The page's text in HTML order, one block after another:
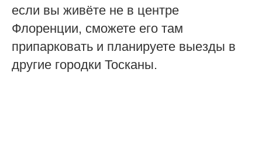
если вы живёте не в центре
Флоренции, сможете его там
припарковать и планируете выезды в
другие городки Тосканы.